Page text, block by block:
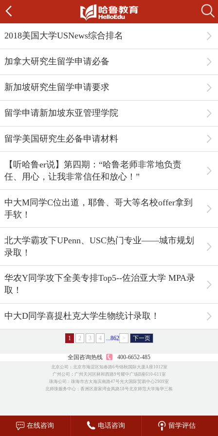
2018美国大学USNews综合排名
加拿大研究生留学申请必备
新加坡研究生留学申请要求
留学申请新加坡东亚管理学院
留学美国研究生必备申请材料
【听哈鲁er说】第四期：“哈鲁老师非常地负责
任、用心，让我非常信任和放心！”
中大M同学C位出道，耶鲁、哥大等名校offer拿到
手软！
北大学霸攻下UPenn、USC热门专业——城市规划
录取！
华农Y同学攻下全美专排Top5--佐治亚大学 MPA录
取！
中大D同学喜提杜克大学生物统计录取！
1 2 3 4 ...862 > 下一页
全国咨询热线 400-6652-485
北京公司：北京市海淀区知春路6号锦秋国际大厦A座1012室
广州公司：广州天河区林和西路9号耀中广场B座610-611室
珠海公司：珠海市吉大海滨南路47号光大国际贸易中心2909室
北师珠服务中心：香洲区唐家湾金凤路18号北京师范大学海华三栋
在线咨询 电话咨询 留学评估